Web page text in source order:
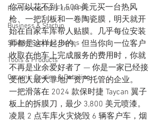
Paint Protection Film (PPF)
Business & Startup
Student Success Stories
Tools & Products
Ceramic Coating & Detailing
你可以花不到 1,500 美元买一台热风
枪、一把刮板和一卷陶瓷膜，明天就开
始在自家车库帮人贴膜。几乎每位安装
师都是这样起步的。但当你向一位客户
收取在他车上完成服务的费用时，你就
不再是业余爱好者了 — 你是一家已经接
受他人最大非地产资产托管的企业。
一把滑落在 2024 款保时捷 Taycan 翼子
板上的拆膜刀，最少 3,800 美元喷漆。
凌晨 2 点车库火灾烧毁 6 辆客户车，烟